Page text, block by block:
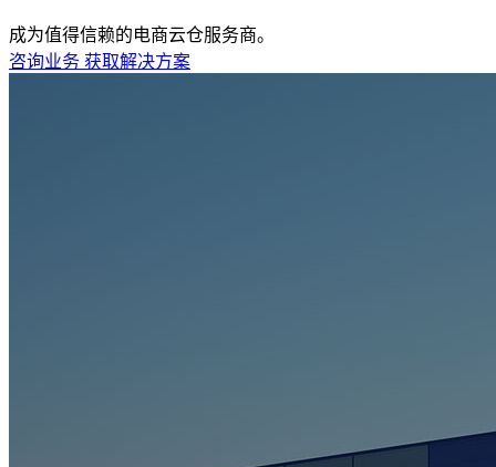
成为值得信赖的电商云仓服务商。
咨询业务 获取解决方案